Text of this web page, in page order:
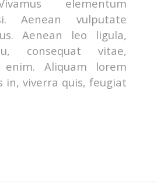
elementum
Aenean vulputate
Aenean leo ligula,
consequat vitae,
Aliquam lorem
in, viverra quis, feugiat